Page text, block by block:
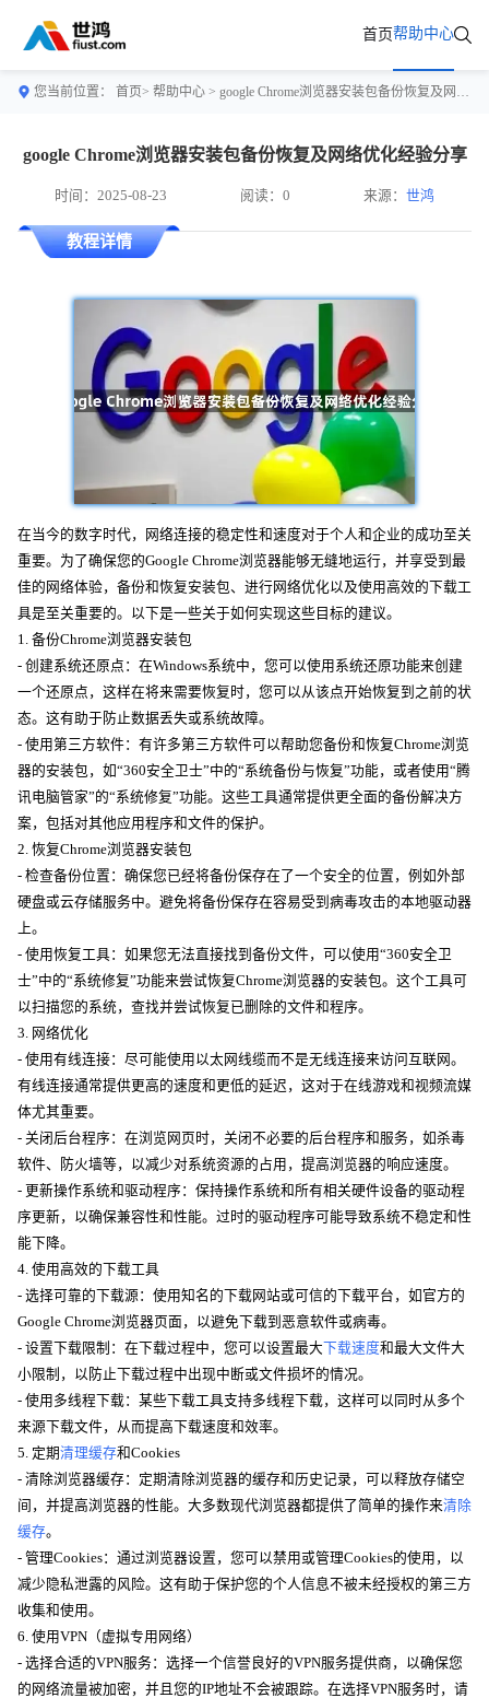
首页帮助中心
您当前位置： 首页> 帮助中心 > google Chrome浏览器安装包备份恢复及网络优化经验分享
google Chrome浏览器安装包备份恢复及网络优化经验分享
时间：2025-08-23 阅读：0 来源：世鸿
教程详情
在当今的数字时代，网络连接的稳定性和速度对于个人和企业的成功至关
重要。为了确保您的Google Chrome浏览器能够无缝地运行，并享受到最
佳的网络体验，备份和恢复安装包、进行网络优化以及使用高效的下载工
具是至关重要的。以下是一些关于如何实现这些目标的建议。
1. 备份Chrome浏览器安装包
- 创建系统还原点：在Windows系统中，您可以使用系统还原功能来创建
一个还原点，这样在将来需要恢复时，您可以从该点开始恢复到之前的状
态。这有助于防止数据丢失或系统故障。
- 使用第三方软件：有许多第三方软件可以帮助您备份和恢复Chrome浏览
器的安装包，如“360安全卫士”中的“系统备份与恢复”功能，或者使用“腾
讯电脑管家”的“系统修复”功能。这些工具通常提供更全面的备份解决方
案，包括对其他应用程序和文件的保护。
2. 恢复Chrome浏览器安装包
- 检查备份位置：确保您已经将备份保存在了一个安全的位置，例如外部
硬盘或云存储服务中。避免将备份保存在容易受到病毒攻击的本地驱动器
上。
- 使用恢复工具：如果您无法直接找到备份文件，可以使用“360安全卫
士”中的“系统修复”功能来尝试恢复Chrome浏览器的安装包。这个工具可
以扫描您的系统，查找并尝试恢复已删除的文件和程序。
3. 网络优化
- 使用有线连接：尽可能使用以太网线缆而不是无线连接来访问互联网。
有线连接通常提供更高的速度和更低的延迟，这对于在线游戏和视频流媒
体尤其重要。
- 关闭后台程序：在浏览网页时，关闭不必要的后台程序和服务，如杀毒
软件、防火墙等，以减少对系统资源的占用，提高浏览器的响应速度。
- 更新操作系统和驱动程序：保持操作系统和所有相关硬件设备的驱动程
序更新，以确保兼容性和性能。过时的驱动程序可能导致系统不稳定和性
能下降。
4. 使用高效的下载工具
- 选择可靠的下载源：使用知名的下载网站或可信的下载平台，如官方的
Google Chrome浏览器页面，以避免下载到恶意软件或病毒。
- 设置下载限制：在下载过程中，您可以设置最大下载速度和最大文件大
小限制，以防止下载过程中出现中断或文件损坏的情况。
- 使用多线程下载：某些下载工具支持多线程下载，这样可以同时从多个
来源下载文件，从而提高下载速度和效率。
5. 定期清理缓存和Cookies
- 清除浏览器缓存：定期清除浏览器的缓存和历史记录，可以释放存储空
间，并提高浏览器的性能。大多数现代浏览器都提供了简单的操作来清除
缓存。
- 管理Cookies：通过浏览器设置，您可以禁用或管理Cookies的使用，以
减少隐私泄露的风险。这有助于保护您的个人信息不被未经授权的第三方
收集和使用。
6. 使用VPN（虚拟专用网络）
- 选择合适的VPN服务：选择一个信誉良好的VPN服务提供商，以确保您
的网络流量被加密，并且您的IP地址不会被跟踪。在选择VPN服务时，请